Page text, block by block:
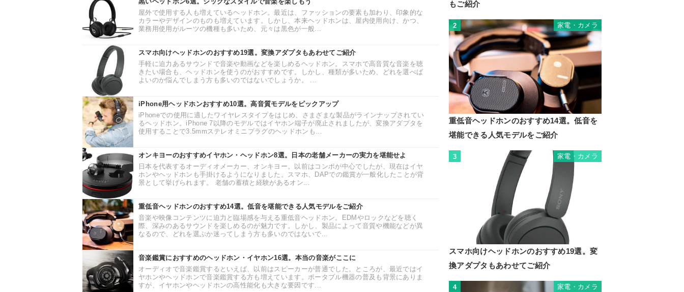
屋外で使用する人も増えているヘッドホン。最近は、ファッションの要素も加わり、印象的な
カラーやデザインのものも増えています。しかし、本来ヘッドホンは、屋内使用向け、かつ、
業務用使用がルーツの機種も多いため、元々は黒色が一般...
スマホ向けヘッドホンのおすすめ19選。変換アダプタもあわせてご紹介
手軽に迫力あるサウンドで音楽や動画などを楽しめるヘッドホン。スマホで高音質な音楽を聴
きたい場合も、ヘッドホンを使うのがおすすめです。しかし、種類が多いため、どれを選べば
よいのか悩んでしまう方も多いのではないでしょうか。 ...
iPhone用ヘッドホンおすすめ10選。高音質モデルをピックアップ
iPhoneでの使用に適したワイヤレスタイプをはじめ、さまざまな製品がラインナップされてい
るヘッドホン。iPhone 7以降のモデルではイヤホン端子が廃止されましたが、変換アダプタを
使用することで3.5mmステレオミニプラグのヘッドホンも...
オンキヨーのおすすめイヤホン・ヘッドホン8選。日本の老舗メーカーの実力を堪能せよ
日本を代表するオーディオメーカー、オンキヨー。以前はコンポが中心でしたが、現在はイヤ
ホンやヘッドホンも手掛けるようになりました。スマホ、DAPでの鑑賞が一般化したことが背
景として挙げられます。 老舗の蓄積と経験があるオン...
重低音ヘッドホンのおすすめ14選。低音を堪能できる人気モデルをご紹介
音楽や映像コンテンツに迫力と臨場感を与える重低音ヘッドホン。EDMやロックなどを聴く
際、深みのあるサウンドを楽しめるのが魅力です。しかし、製品によって音質や機能などが異
なるので、どれを選ぶか迷ってしまう方も多いのではないで...
音楽鑑賞におすすめのヘッドホン・イヤホン16選。本当の音楽がここに
オーディオで音楽鑑賞するといえば、以前はスピーカーが普通でした。ところが、最近ではイ
ヤホンやヘッドホンで音楽鑑賞する方も増えています。ポータブル機器の普及も背景にありま
すが、イヤホンやヘッドホンの高性能化も大きな要因です...
もご紹介
2 家電・カメラ
重低音ヘッドホンのおすすめ14選。低音を
堪能できる人気モデルをご紹介
3 家電・カメラ
スマホ向けヘッドホンのおすすめ19選。変
換アダプタもあわせてご紹介
4 家電・カメラ